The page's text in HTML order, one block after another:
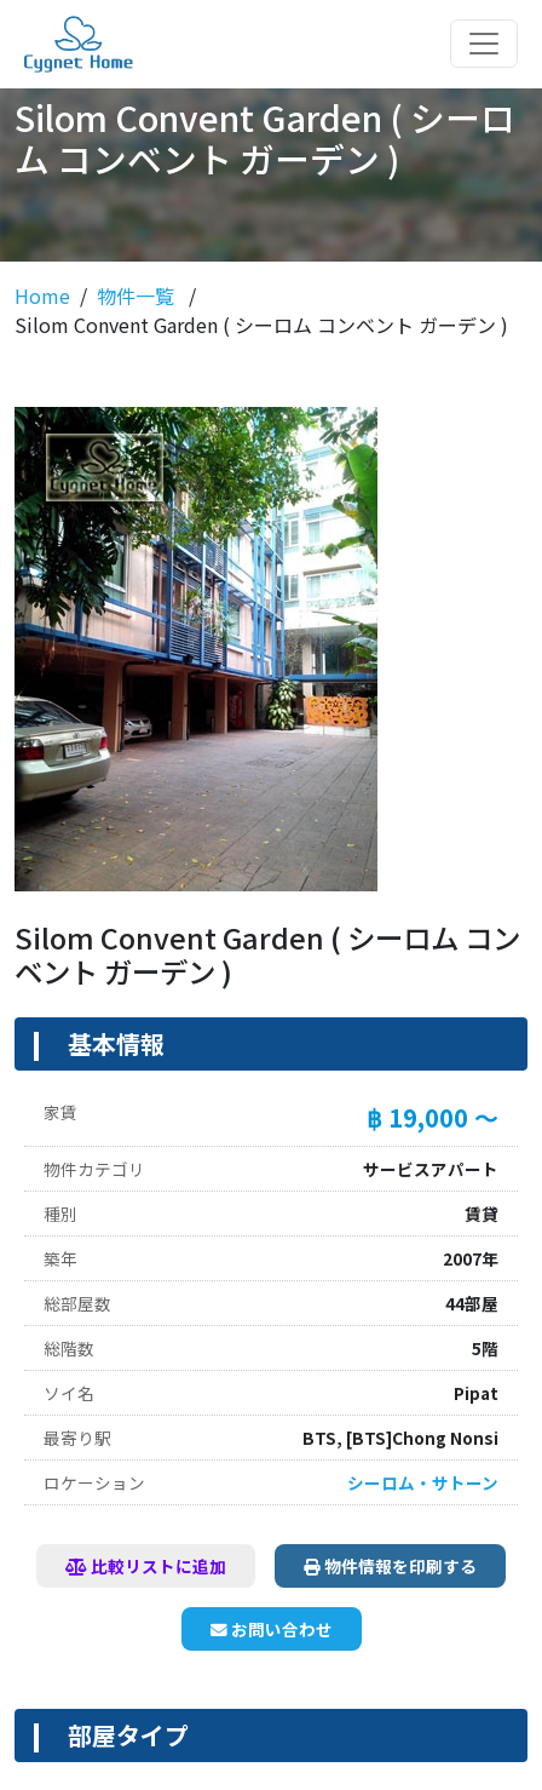
Silom Convent Garden ( シーロ
ム コンベント ガーデン )
Home
物件一覧
Silom Convent Garden ( シーロム コンベント ガーデン )
Silom Convent Garden ( シーロム コン
ベント ガーデン )
基本情報
家賃 ฿ 19,000 ～
物件カテゴリ
サービスアパート
種別
賃貸
築年
2007年
総部屋数
44部屋
総階数
5階
ソイ名
Pipat
最寄り駅
BTS, [BTS]Chong Nonsi
ロケーション
シーロム・サトーン
比較リストに追加 物件情報を印刷する
お問い合わせ
部屋タイプ